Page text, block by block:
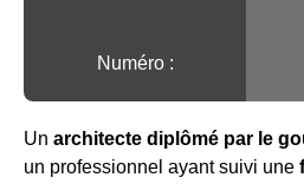
Numéro :
Un architecte diplômé par le
un professionnel ayant suivi une